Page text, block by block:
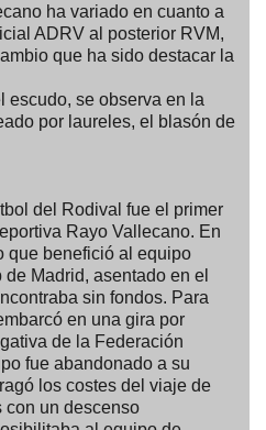
ha variado en cuanto a
ADRV al posterior RVM,
que ha sido destacar la
escudo, se observa en la
por laureles, el blasón de
del Rodival fue el primer
Rayo Vallecano. En
que benefició al equipo
Madrid, asentado en el
sin fondos. Para
en una gira por
de la Federación
fue abandonado a su
los costes del viaje de
con un descenso